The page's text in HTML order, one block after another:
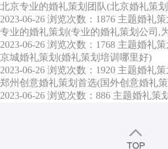
北京专业的婚礼策划团队(北京婚礼策
2023-06-26 浏览次数：1876 主题婚礼
专业的婚礼策划(专业的婚礼策划公司,
2023-06-26 浏览次数：1768 主题婚礼
京城婚礼策划(婚礼策划培训哪里好)
2023-06-26 浏览次数：1920 主题婚礼
郑州创意婚礼策划首选(国外创意婚礼
2023-06-26 浏览次数：886 主题婚礼策